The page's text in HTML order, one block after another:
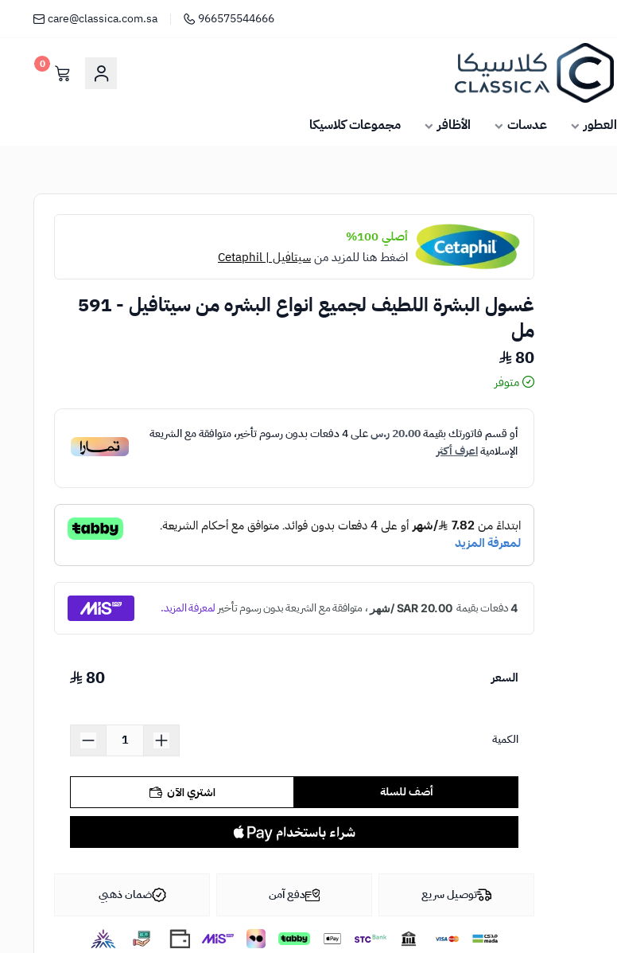
966575544666
care@classica.com.sa
كلاسيكا
0
العطور عدسات الأظافر مجموعات كلاسيكا
أصلي 100%
اضغط هنا للمزيد منسيتافيل | Cetaphil
غسول البشرة اللطيف لجميع انواع البشره من سيتافيل - 591
مل
80
متوفر
أو قسم فاتورتك بقيمة20.00 ر.س على4دفعات بدون رسوم تأخير، متوافقة مع الشريعة
الإسلاميةاعرف أكثر
السعر 80
الكمية
أضف للسلة اشتري الآن
توصيل سريع دفع آمن ضمان ذهبي